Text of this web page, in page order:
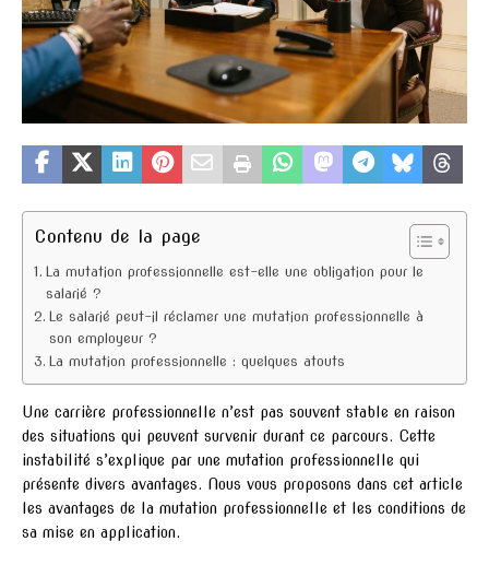
Contenu de la page
La mutation professionnelle est-elle une obligation pour le
salarié ?
Le salarié peut-il réclamer une mutation professionnelle à
son employeur ?
La mutation professionnelle : quelques atouts
Une carrière professionnelle n’est pas souvent stable en raison
des situations qui peuvent survenir durant ce parcours. Cette
instabilité s’explique par une mutation professionnelle qui
présente divers avantages. Nous vous proposons dans cet article
les avantages de la mutation professionnelle et les conditions de
sa mise en application.